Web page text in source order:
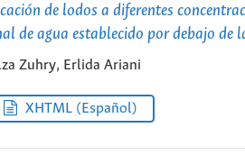
de lodos a diferentes
de agua establecido por debajo de
Zuhry, Erlida Ariani
XHTML (Español)